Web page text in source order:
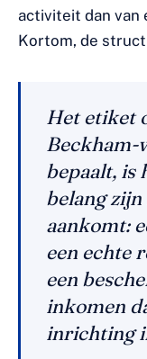
activiteit dan van
Kortom, de
Het etiket
Beckham-
bepaalt, is
belang
aankomt:
een echte
een
inkomen
inrichting